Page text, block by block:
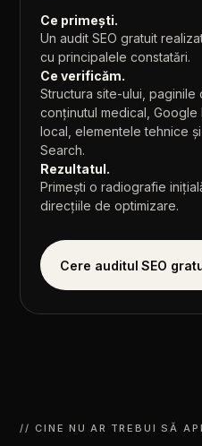
Ce primești.
Un audit SEO gratuit
cu principalele constatări.
Ce verificăm.
Structura site-ului, paginile
conținutul medical, Google
local, elementele tehnice și
Search.
Rezultatul.
Primești o radiografie
direcțiile de optimizare.
Cere auditul SEO
// CINE NU AR TREBUI SĂ